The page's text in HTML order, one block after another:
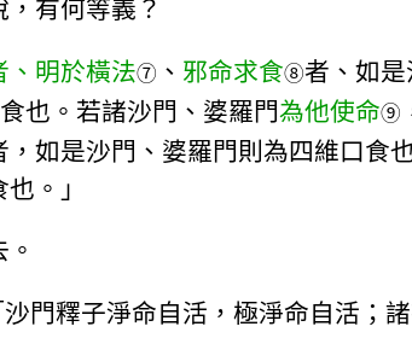
有何等義？
、明於橫法⑦ 、 邪命求食⑧者、如
也。若諸沙門、婆羅門為他使命⑨
如是沙門、婆羅門則為四維口食
。」
門釋子淨命自活，極淨命自活；